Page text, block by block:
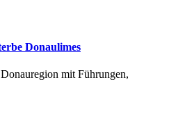
Donaulimes
mit Führungen,